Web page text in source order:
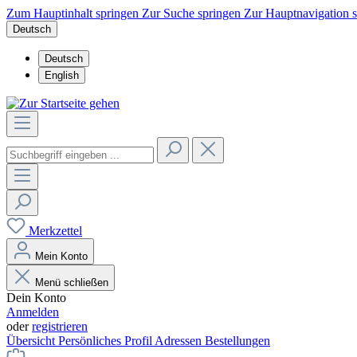
Zum Hauptinhalt springen Zur Suche springen Zur Hauptnavigation
Deutsch
Deutsch
English
Merkzettel
Mein Konto
Menü schließen
Dein Konto
Anmelden
oderregistrieren
Übersicht Persönliches Profil Adressen Bestellungen